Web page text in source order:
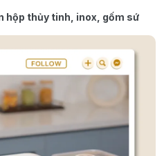
hộp thủy tinh, inox, gốm sứ